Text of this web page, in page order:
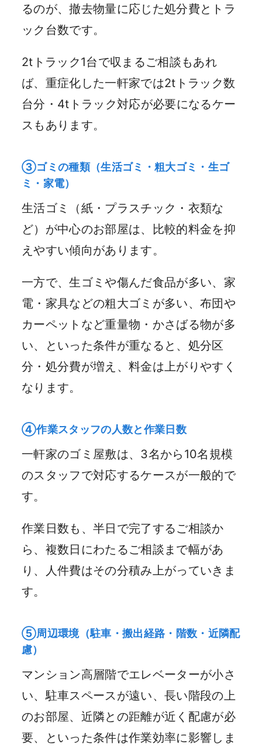
るのが、撤去物量に応じた処分費とトラ
ック台数です。
2tトラック1台で収まるご相談もあれ
ば、重症化した一軒家では2tトラック数
台分・4tトラック対応が必要になるケー
スもあります。
③ゴミの種類（生活ゴミ・粗大ゴミ・生ゴ
ミ・家電）
生活ゴミ（紙・プラスチック・衣類な
ど）が中心のお部屋は、比較的料金を抑
えやすい傾向があります。
一方で、生ゴミや傷んだ食品が多い、家
電・家具などの粗大ゴミが多い、布団や
カーペットなど重量物・かさばる物が多
い、といった条件が重なると、処分区
分・処分費が増え、料金は上がりやすく
なります。
④作業スタッフの人数と作業日数
一軒家のゴミ屋敷は、3名から10名規模
のスタッフで対応するケースが一般的で
す。
作業日数も、半日で完了するご相談か
ら、複数日にわたるご相談まで幅があ
り、人件費はその分積み上がっていきま
す。
⑤周辺環境（駐車・搬出経路・階数・近隣配
慮）
マンション高層階でエレベーターが小さ
い、駐車スペースが遠い、長い階段の上
のお部屋、近隣との距離が近く配慮が必
要、といった条件は作業効率に影響しま